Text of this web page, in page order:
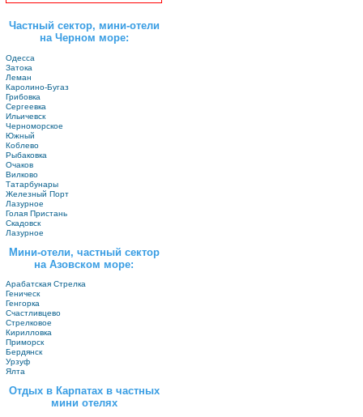
Частный сектор, мини-отели
на Черном море:
Одесса
Затока
Леман
Каролино-Бугаз
Грибовка
Сергеевка
Ильичевск
Черноморское
Южный
Коблево
Рыбаковка
Очаков
Вилково
Татарбунары
Железный Порт
Лазурное
Голая Пристань
Скадовск
Лазурное
Мини-отели, частный сектор
на Азовском море:
Арабатская Стрелка
Геническ
Генгорка
Счастливцево
Стрелковое
Кирилловка
Приморск
Бердянск
Урзуф
Ялта
Отдых в Карпатах в частных
мини отелях